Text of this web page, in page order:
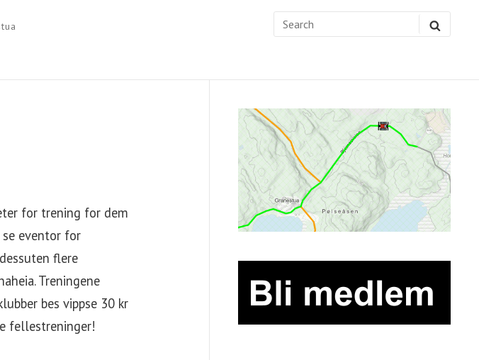
Search
for trening for dem
eventor for
flere
Treningene
bes vippse 30 kr
fellestreninger!
Sidebar
Widget
Area